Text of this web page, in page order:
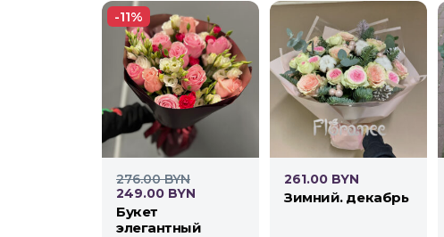
-11%
276.00 BYN
249.00 BYN
букет
элегантный
261.00 BYN
зимний. декабрь